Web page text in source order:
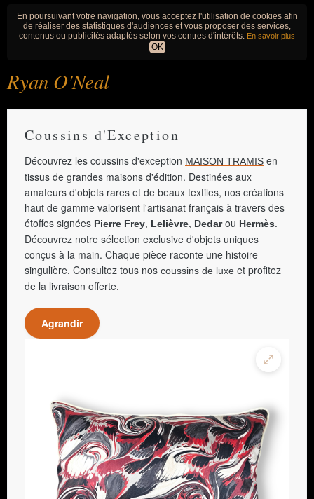
En poursuivant votre navigation, vous acceptez l'utilisation de cookies afin
de réaliser des statistiques d'audiences et vous proposer des services,
contenus ou publicités adaptés selon vos centres d'intérêts. En savoir plus
OK
Ryan O'Neal
Coussins d'Exception
Découvrez les coussins d'exception MAISON TRAMIS en
tissus de grandes maisons d'édition. Destinées aux
amateurs d'objets rares et de beaux textiles, nos créations
haut de gamme valorisent l'artisanat français à travers des
étoffes signées Pierre Frey, Lelièvre, Dedarou Hermès.
Découvrez notre sélection exclusive d'objets uniques
conçus à la main. Chaque pièce raconte une histoire
singulière. Consultez tous nos coussins de luxe et profitez
de la livraison offerte.
Agrandir